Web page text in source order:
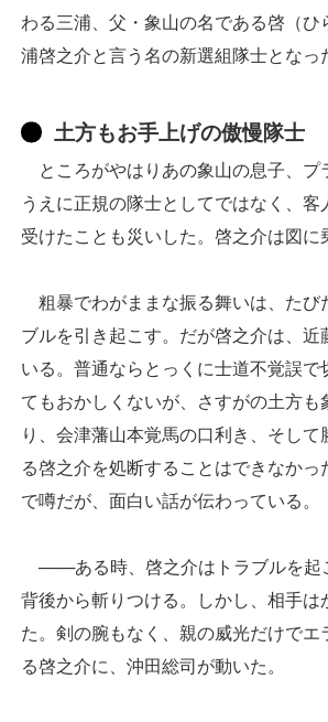
わる三浦、父・象山の名である啓（ひ
浦啓之介と言う名の新選組隊士となっ
土方もお手上げの傲慢隊士
ところがやはりあの象山の息子、プ
うえに正規の隊士としてではなく、客
受けたことも災いした。啓之介は図に
粗暴でわがままな振る舞いは、たび
ブルを引き起こす。だが啓之介は、近
いる。普通ならとっくに士道不覚誤で
てもおかしくないが、さすがの土方も
り、会津藩山本覚馬の口利き、そして
る啓之介を処断することはできなかっ
で噂だが、面白い話が伝わっている。
───ある時、啓之介はトラブルを起
背後から斬りつける。しかし、相手は
た。剣の腕もなく、親の威光だけでエ
る啓之介に、沖田総司が動いた。